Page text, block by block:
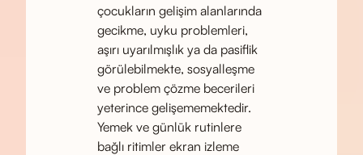
çocukların gelişim alanlarında
gecikme, uyku problemleri,
aşırı uyarılmışlık ya da pasiflik
görülebilmekte, sosyalleşme
ve problem çözme becerileri
yeterince gelişememektedir.
Yemek ve günlük rutinlere
bağlı ritimler ekran izleme